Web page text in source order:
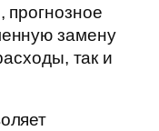
прогнозное
замену
так и